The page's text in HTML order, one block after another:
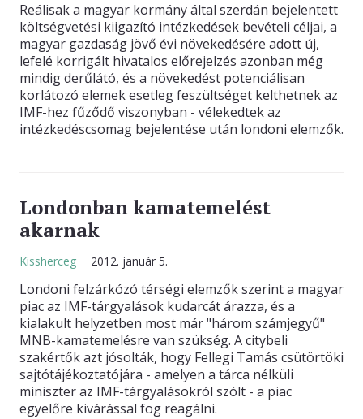
Reálisak a magyar kormány által szerdán bejelentett
költségvetési kiigazító intézkedések bevételi céljai, a
magyar gazdaság jövő évi növekedésére adott új,
lefelé korrigált hivatalos előrejelzés azonban még
mindig derűlátó, és a növekedést potenciálisan
korlátozó elemek esetleg feszültséget kelthetnek az
IMF-hez fűződő viszonyban - vélekedtek az
intézkedéscsomag bejelentése után londoni elemzők.
Londonban kamatemelést
akarnak
Kissherceg 2012. január 5.
Londoni felzárkózó térségi elemzők szerint a magyar
piac az IMF-tárgyalások kudarcát árazza, és a
kialakult helyzetben most már "három számjegyű"
MNB-kamatemelésre van szükség. A citybeli
szakértők azt jósolták, hogy Fellegi Tamás csütörtöki
sajtótájékoztatójára - amelyen a tárca nélküli
miniszter az IMF-tárgyalásokról szólt - a piac
egyelőre kivárással fog reagálni.